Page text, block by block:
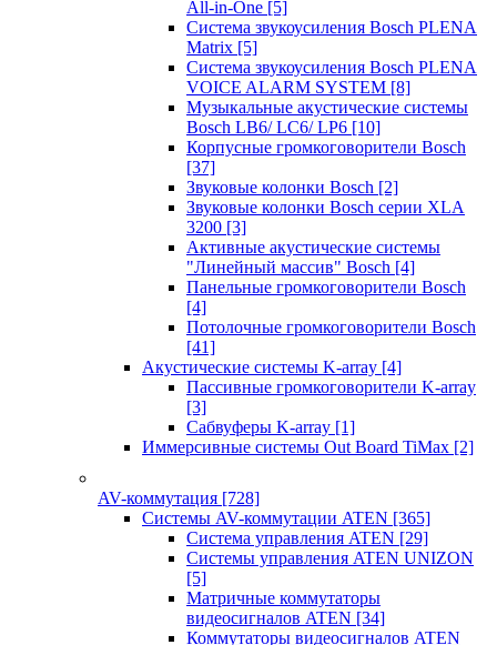
All-in-One [5]
Система звукоусиления Bosch PLENA
Matrix [5]
Система звукоусиления Bosch PLENA
VOICE ALARM SYSTEM [8]
Музыкальные акустические системы
Bosch LB6/ LC6/ LP6 [10]
Корпусные громкоговорители Bosch
[37]
Звуковые колонки Bosch [2]
Звуковые колонки Bosch серии XLA
3200 [3]
Активные акустические системы
"Линейный массив" Bosch [4]
Панельные громкоговорители Bosch
[4]
Потолочные громкоговорители Bosch
[41]
Акустические системы K-array [4]
Пассивные громкоговорители K-array
[3]
Сабвуферы K-array [1]
Иммерсивные системы Out Board TiMax [2]
AV-коммутация [728]
Системы AV-коммутации ATEN [365]
Система управления ATEN [29]
Системы управления ATEN UNIZON
[5]
Матричные коммутаторы
видеосигналов ATEN [34]
Коммутаторы видеосигналов ATEN